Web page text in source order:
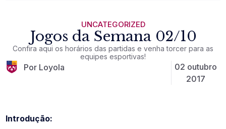
UNCATEGORIZED
Jogos da Semana 02/10
Confira aqui os horários das partidas e venha torcer para as
equipes esportivas!
Por Loyola
02 outubro
2017
Introdução: